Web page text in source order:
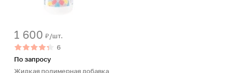
1 600 ₽/шт.
6
По запросу
Жидкая полимерная добавка